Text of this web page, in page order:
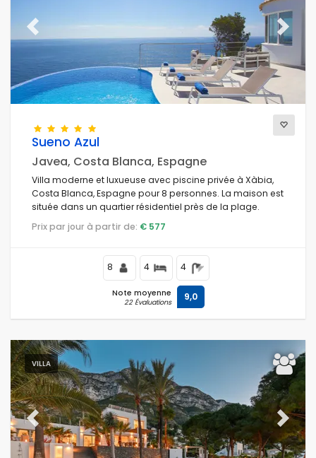
Previous Next
Sueno Azul
Javea, Costa Blanca, Espagne
Villa moderne et luxueuse avec piscine privée à Xàbia,
Costa Blanca, Espagne pour 8 personnes. La maison est
située dans un quartier résidentiel près de la plage.
Prix par jour à partir de: € 577
8 4 4
Note moyenne
22 Évaluations 9,0
VILLA
Previous Next